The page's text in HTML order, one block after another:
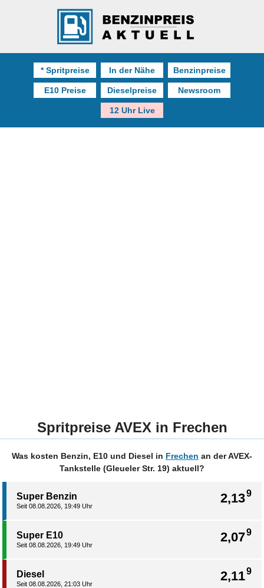
* Spritpreise In der Nähe Benzinpreise
E10 Preise Dieselpreise Newsroom
12 Uhr Live
Spritpreise AVEX in Frechen
Was kosten Benzin, E10 und Diesel in Frechen an der AVEX-
Tankstelle (Gleueler Str. 19) aktuell?
2,139
Super Benzin
Seit 08.08.2026, 19:49 Uhr
2,079
Super E10
Seit 08.08.2026, 19:49 Uhr
2,119
Diesel
Seit 08.08.2026, 21:03 Uhr